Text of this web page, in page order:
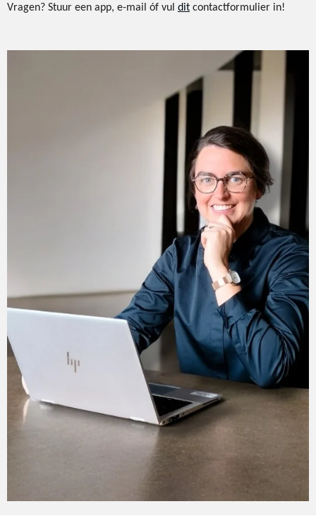
Vragen? Stuur een app, e-mail óf vul dit contactformulier in!